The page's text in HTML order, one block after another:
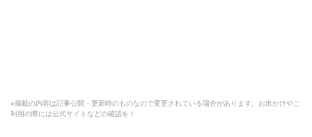
※掲載の内容は記事公開・更新時のものなので変更されている場合があります。お出かけやご
利用の際には公式サイトなどの確認を！